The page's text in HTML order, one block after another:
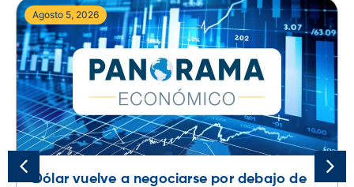
Agosto 5, 2026
Dólar vuelve a negociarse por debajo de